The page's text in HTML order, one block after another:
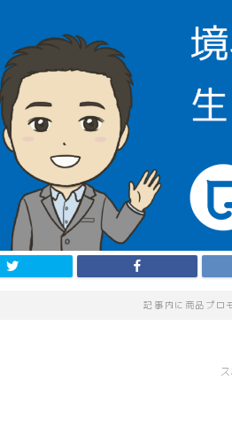
記事内に商品プロ